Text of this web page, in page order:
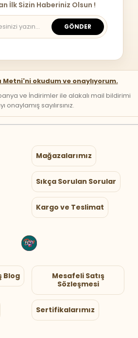
İlk Sizin Haberiniz Olsun !
GÖNDER
Metni'ni okudum ve onaylıyorum.
ve İndirimler ile alakalı mail bildirimi
onaylamış sayılırsınız.
Mağazalarımız
Sıkça Sorulan Sorular
Kargo ve Teslimat
Blog
Mesafeli Satış
Sözleşmesi
Sertifikalarımız